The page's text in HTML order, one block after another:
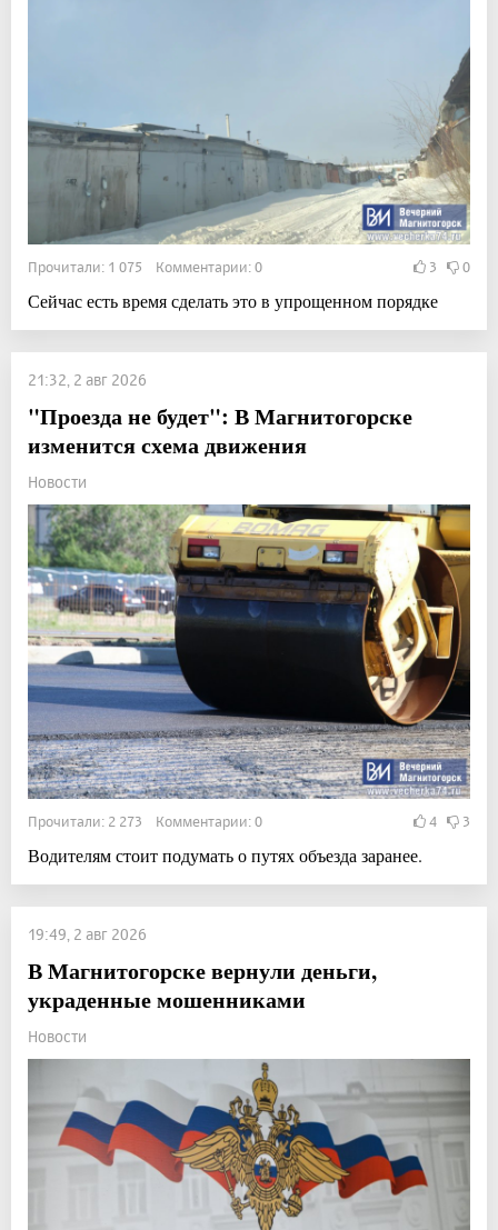
Прочитали: 1 075 Комментарии: 0 3 0
Сейчас есть время сделать это в упрощенном порядке
21:32, 2 авг 2026
"Проезда не будет": В Магнитогорске
изменится схема движения
Новости
Прочитали: 2 273 Комментарии: 0 4 3
Водителям стоит подумать о путях объезда заранее.
19:49, 2 авг 2026
В Магнитогорске вернули деньги,
украденные мошенниками
Новости